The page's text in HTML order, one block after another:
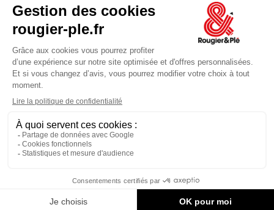
jusqu'au Vendredi à 09:30
Rougier et Plé 2024 Copyright
Mentions légales
Conditions générales des ventes
Données personnelles
Paiement sécurisé